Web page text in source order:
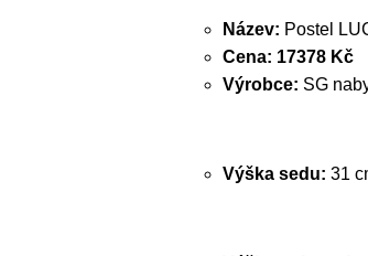
Název: Postel
Cena: 17378 Kč
Výrobce: SG
Výška sedu: 31